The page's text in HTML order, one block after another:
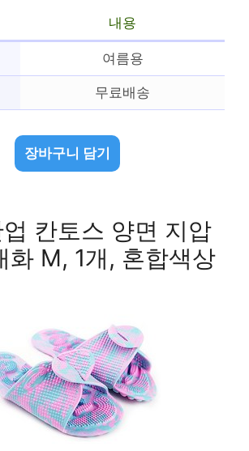
내용
여름용
무료배송
장바구니 담기
칸토스 양면 지압
화 M, 1개, 혼합색상